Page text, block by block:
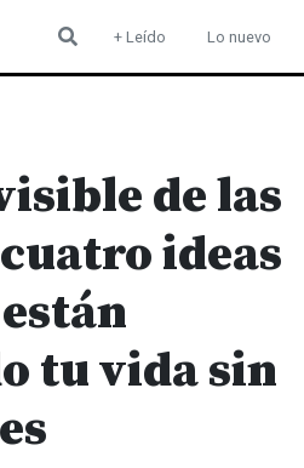
+ Leído Lo nuevo
de las
ideas
tu vida sin